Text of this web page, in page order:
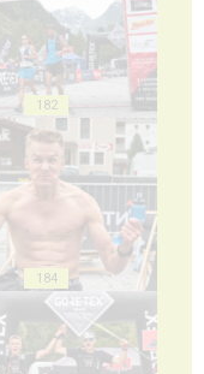
182
184